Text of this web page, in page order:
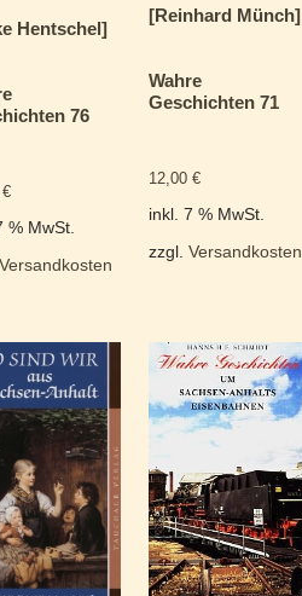
Hentschel]
76
€
% MwSt.
Versandkosten
[Reinhard Münch]
Wahre
Geschichten 71
12,00 €
inkl. 7 % MwSt.
zzgl. Versandkosten